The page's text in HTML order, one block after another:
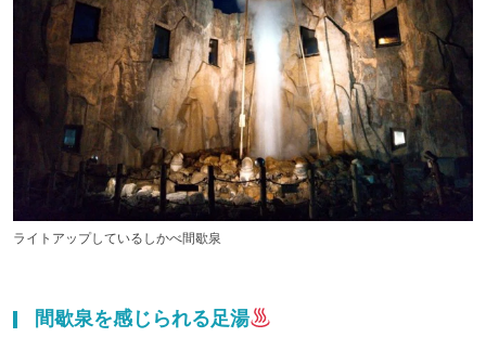
ライトアップしているしかべ間歇泉
間歇泉を感じられる足湯